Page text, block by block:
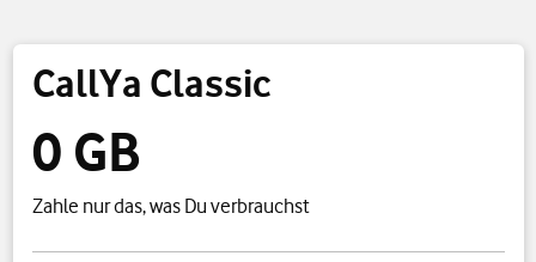
CallYa Classic
0 GB
Zahle nur das, was Du verbrauchst